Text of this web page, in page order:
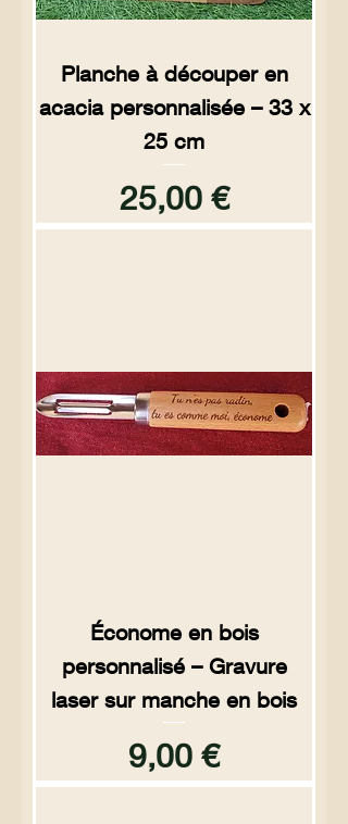
Planche à découper en
acacia personnalisée – 33 x
25 cm
Prix
25,00 €
Économe en bois
personnalisé – Gravure
laser sur manche en bois
Prix
9,00 €